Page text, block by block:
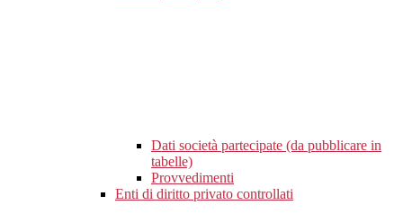
Dati società partecipate (da pubblicare in
tabelle)
Provvedimenti
Enti di diritto privato controllati